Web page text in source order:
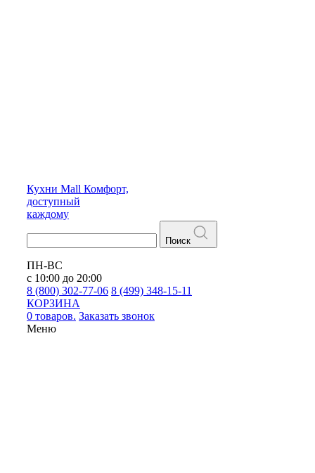
Кухни Mall Комфорт,
доступный
каждому
Поиск
ПН-ВС
с 10:00 до 20:00
8 (800) 302-77-06 8 (499) 348-15-11
КОРЗИНА
0 товаров. Заказать звонок
Меню